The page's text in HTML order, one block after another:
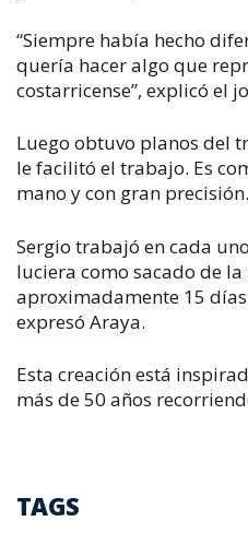
“Siempre había hecho
quería hacer algo que
costarricense”, explicó el
Luego obtuvo planos del
le facilitó el trabajo. Es
mano y con gran precisión.
Sergio trabajó en cada
luciera como sacado de
aproximadamente 15
expresó Araya.
Esta creación está
más de 50 años
TAGS